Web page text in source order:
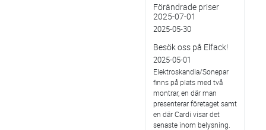
Förändrade priser
2025-07-01
2025-05-30
Besök oss på Elfack!
2025-05-01
Elektroskandia/Sonepar
finns på plats med två
montrar, en där man
presenterar företaget samt
en där Cardi visar det
senaste inom belysning.